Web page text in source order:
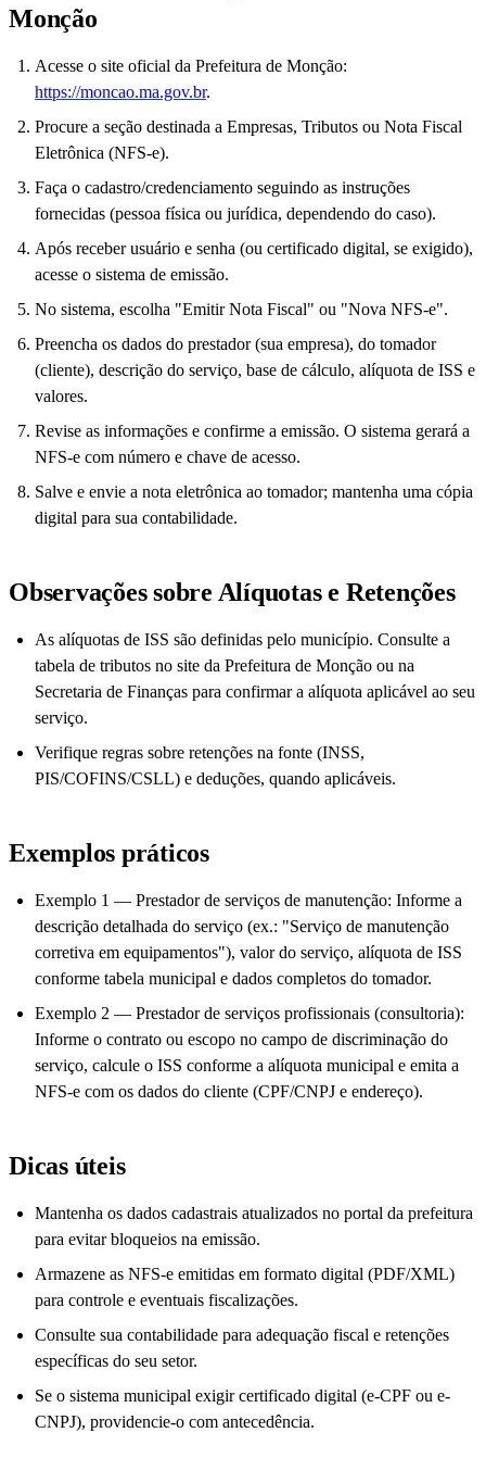
Monção
Acesse o site oficial da Prefeitura de Monção:
https://moncao.ma.gov.br.
Procure a seção destinada a Empresas, Tributos ou Nota Fiscal
Eletrônica (NFS-e).
Faça o cadastro/credenciamento seguindo as instruções
fornecidas (pessoa física ou jurídica, dependendo do caso).
Após receber usuário e senha (ou certificado digital, se exigido),
acesse o sistema de emissão.
No sistema, escolha "Emitir Nota Fiscal" ou "Nova NFS-e".
Preencha os dados do prestador (sua empresa), do tomador
(cliente), descrição do serviço, base de cálculo, alíquota de ISS e
valores.
Revise as informações e confirme a emissão. O sistema gerará a
NFS-e com número e chave de acesso.
Salve e envie a nota eletrônica ao tomador; mantenha uma cópia
digital para sua contabilidade.
Observações sobre Alíquotas e Retenções
As alíquotas de ISS são definidas pelo município. Consulte a
tabela de tributos no site da Prefeitura de Monção ou na
Secretaria de Finanças para confirmar a alíquota aplicável ao seu
serviço.
Verifique regras sobre retenções na fonte (INSS,
PIS/COFINS/CSLL) e deduções, quando aplicáveis.
Exemplos práticos
Exemplo 1 — Prestador de serviços de manutenção: Informe a
descrição detalhada do serviço (ex.: "Serviço de manutenção
corretiva em equipamentos"), valor do serviço, alíquota de ISS
conforme tabela municipal e dados completos do tomador.
Exemplo 2 — Prestador de serviços profissionais (consultoria):
Informe o contrato ou escopo no campo de discriminação do
serviço, calcule o ISS conforme a alíquota municipal e emita a
NFS-e com os dados do cliente (CPF/CNPJ e endereço).
Dicas úteis
Mantenha os dados cadastrais atualizados no portal da prefeitura
para evitar bloqueios na emissão.
Armazene as NFS-e emitidas em formato digital (PDF/XML)
para controle e eventuais fiscalizações.
Consulte sua contabilidade para adequação fiscal e retenções
específicas do seu setor.
Se o sistema municipal exigir certificado digital (e-CPF ou e-
CNPJ), providencie-o com antecedência.